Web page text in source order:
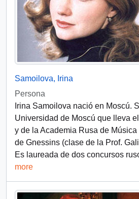
Samoilova, Irina
Persona
Irina Samoilova nació en Moscú.
Universidad de Moscú que lleva
y de la Academia Rusa de
de Gnessins (clase de la Prof.
Es laureada de dos concursos
more